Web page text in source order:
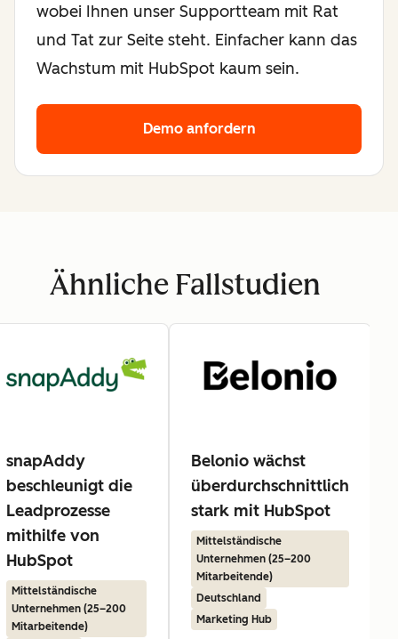
wobei Ihnen unser Supportteam mit Rat
und Tat zur Seite steht. Einfacher kann das
Wachstum mit HubSpot kaum sein.
Demo anfordern
Ähnliche Fallstudien
snapAddy
beschleunigt die
Leadprozesse
mithilfe von
HubSpot
Mittelständische
Unternehmen (25–200
Mitarbeitende)
Belonio wächst
überdurchschnittlich
stark mit HubSpot
Mittelständische
Unternehmen (25–200
Mitarbeitende)
Deutschland
Marketing Hub